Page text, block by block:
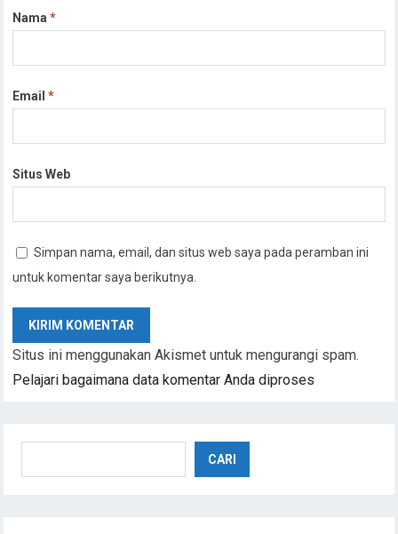
Nama*
Email*
Situs Web
Simpan nama, email, dan situs web saya pada peramban ini
untuk komentar saya berikutnya.
Situs ini menggunakan Akismet untuk mengurangi spam.
Pelajari bagaimana data komentar Anda diproses
CARI